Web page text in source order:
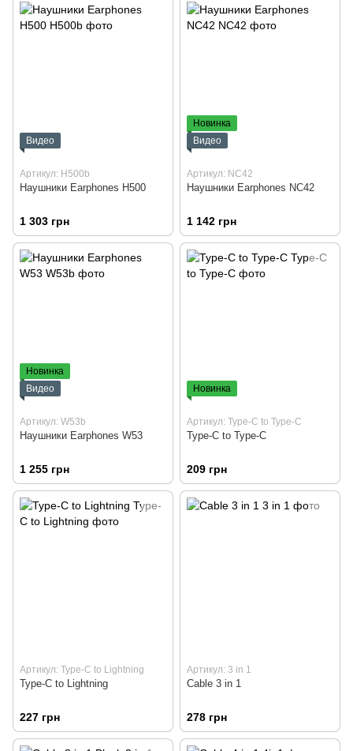
Видео
Артикул: H500b
Наушники Earphones H500
1 303 грн
Новинка
Видео
Артикул: NC42
Наушники Earphones NC42
1 142 грн
Новинка
Видео
Артикул: W53b
Наушники Earphones W53
1 255 грн
Новинка
Артикул: Type-C to Type-C
Type-C to Type-C
209 грн
Артикул: Type-C to Lightning
Type-C to Lightning
227 грн
Артикул: 3 in 1
Cable 3 in 1
278 грн